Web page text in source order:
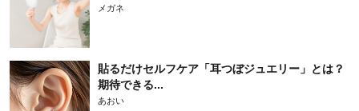
メガネ
貼るだけセルフケア「耳つぼジュエリー」とは？
期待できる...
あおい